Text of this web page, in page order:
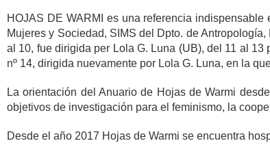
HOJAS DE WARMI es una referencia
Mujeres y Sociedad, SIMS del Dpto. de
al 10, fue dirigida per Lola G. Luna (UB), del 11 al
nº 14, dirigida nuevamente por Lola G. Luna, en la
La orientación del Anuario de Hojas de Warmi
objetivos de investigación para el feminismo, la
Desde el año 2017 Hojas de Warmi se encuentra